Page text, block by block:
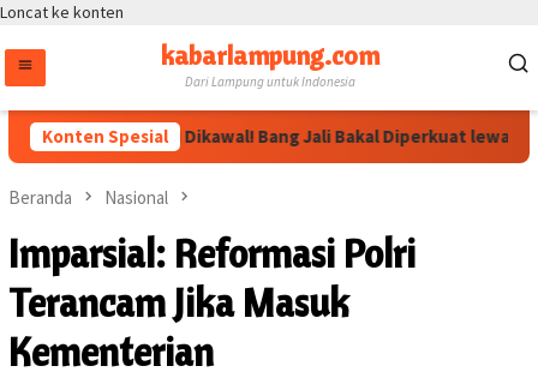
Loncat ke konten
kabarlampung.com
Dari Lampung untuk Indonesia
Konten Spesial
Megawati Dikawal! Bang Jali Bakal Diperkuat lewat Pojok
Beranda Nasional
Imparsial: Reformasi Polri
Terancam Jika Masuk
Kementerian